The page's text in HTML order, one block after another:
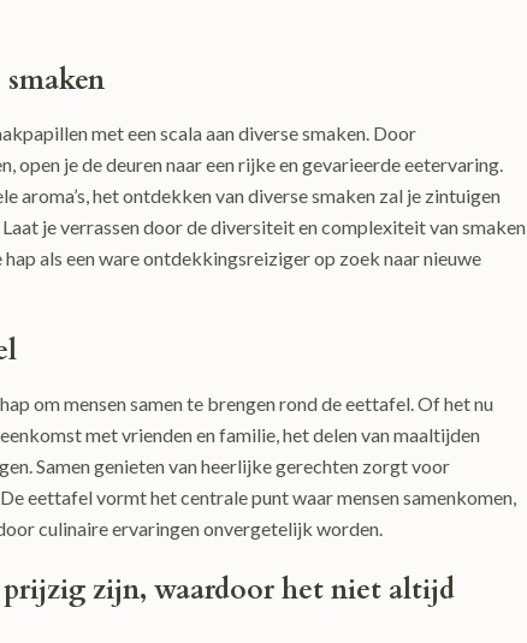
met een scala aan diverse smaken. Door
open je de deuren naar een rijke en gevarieerde eetervaring.
het ontdekken van diverse smaken zal je zintuigen
je verrassen door de diversiteit en complexiteit van smaken
als een ware ontdekkingsreiziger op zoek naar nieuwe
om mensen samen te brengen rond de eettafel. Of het nu
met vrienden en familie, het delen van maaltijden
Samen genieten van heerlijke gerechten zorgt voor
eettafel vormt het centrale punt waar mensen samenkomen,
culinaire ervaringen onvergetelijk worden.
prijzig zijn, waardoor het niet altijd